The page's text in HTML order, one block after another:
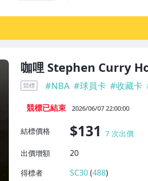
咖哩 Stephen Curry
競標 #NBA #球員卡 #收藏卡
競標已結束 2026/06/07 22:00:00
結標價格 $131 7 次出價
出價增額
20
得標者 SC30 (488)